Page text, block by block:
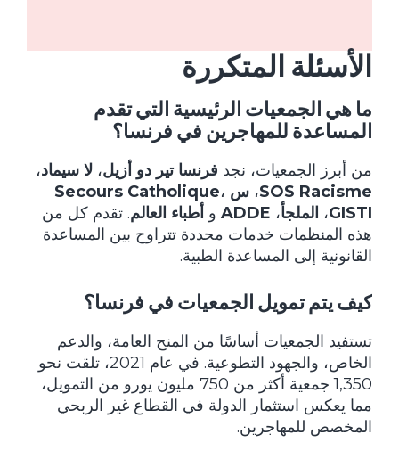
الأسئلة المتكررة
ما هي الجمعيات الرئيسية التي تقدم
المساعدة للمهاجرين في فرنسا؟
من أبرز الجمعيات، نجد فرنسا تير دو أزيل، لا سيماد،
SOS Racisme، س Secours Catholique ،
GISTI، الملجأ، ADDE و أطباء العالم. تقدم كل من
هذه المنظمات خدمات محددة تتراوح بين المساعدة
القانونية إلى المساعدة الطبية.
كيف يتم تمويل الجمعيات في فرنسا؟
تستفيد الجمعيات أساسًا من المنح العامة، والدعم
الخاص، والجهود التطوعية. في عام 2021، تلقت نحو
1,350 جمعية أكثر من 750 مليون يورو من التمويل،
مما يعكس استثمار الدولة في القطاع غير الربحي
المخصص للمهاجرين.